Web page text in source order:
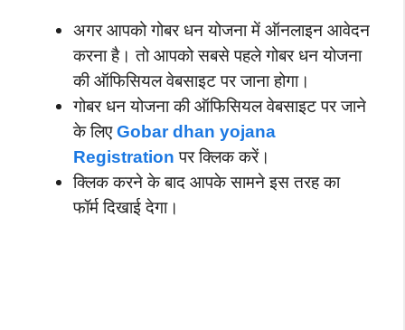
अगर आपकोगोबर धन योजना में ऑनलाइन आवेदन
करना है। तो आपको सबसे पहलेगोबर धन योजना
की ऑफिसियल वेबसाइट पर जाना होगा।
गोबर धन योजना की ऑफिसियल वेबसाइट पर जाने
के लिएGobar dhan yojana
Registration पर क्लिक करें।
क्लिक करने के बाद आपके सामने इस तरह का
फॉर्म दिखाई देगा।